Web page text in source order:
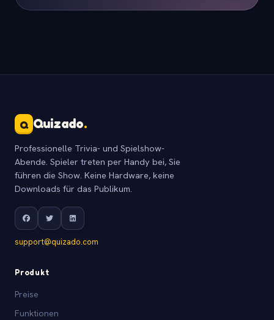
Q Quizado.
Professionelle Trivia- und Spielshow-
Abende. Spieler treten per Handy bei, Sie
führen die Show. Keine Hardware, keine
Downloads für das Publikum.
support@quizado.com
Produkt
Preise
Funktionen